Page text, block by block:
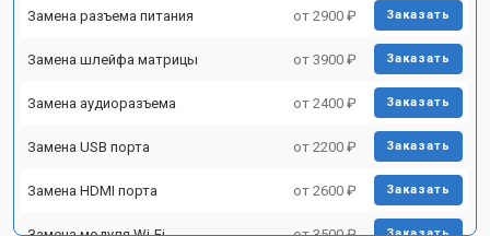
Замена разъема питания от 2900 ₽ Заказать
Замена шлейфа матрицы от 3900 ₽ Заказать
Замена аудиоразъема от 2400 ₽ Заказать
Замена USB порта от 2200 ₽ Заказать
Замена HDMI порта от 2600 ₽ Заказать